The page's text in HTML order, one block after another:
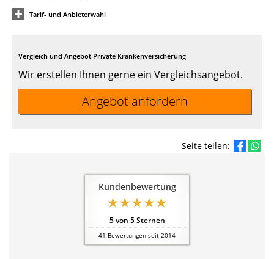
Tarif- und Anbieterwahl
Vergleich und Angebot Private Krankenversicherung
Wir erstellen Ihnen gerne ein Vergleichsangebot.
Angebot anfordern
Seite teilen:
Kundenbewertung
5von 5Sternen
41 Bewertungen seit 2014